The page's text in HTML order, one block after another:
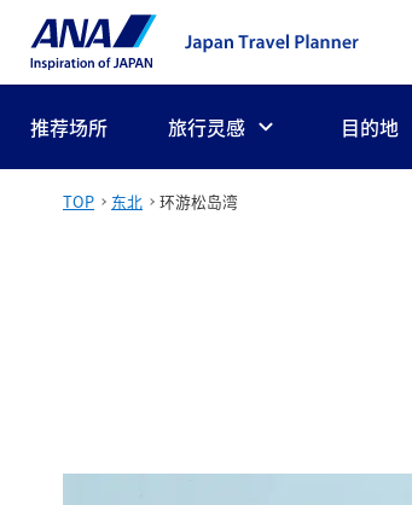
推荐场所 旅行灵感 目的地
TOP 东北 环游松岛湾